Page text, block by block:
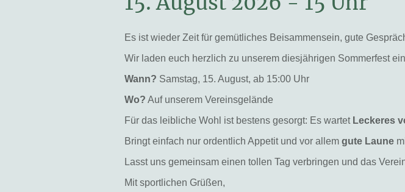
Es ist wieder Zeit für gemütliches Beisammensein, gute
Wir laden euch herzlich zu unserem diesjährigen Sommerfest
Wann? Samstag, 15. August, ab 15:00 Uhr
Wo? Auf unserem Vereinsgelände
Für das leibliche Wohl ist bestens gesorgt: Es wartet Leckeres
Bringt einfach nur ordentlich Appetit und vor allem gute Laune
Lasst uns gemeinsam einen tollen Tag verbringen und das
Mit sportlichen Grüßen,